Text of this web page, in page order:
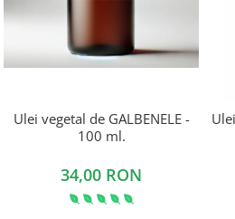
Ulei vegetal de GALBENELE -
100 ml.
34,00 RON